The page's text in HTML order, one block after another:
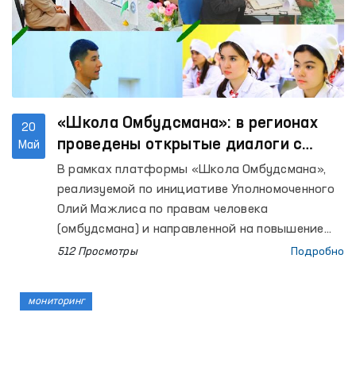
20
Май
«Школа Омбудсмана»: в регионах
проведены открытые диалоги с
населением
В рамках платформы «Школа Омбудсмана»,
реализуемой по инициативе Уполномоченного
Олий Мажлиса по правам человека
(омбудсмана) и направленной на повышение
правовой осведомлённости населения, в
512 Просмотры Подробно
мониторинг